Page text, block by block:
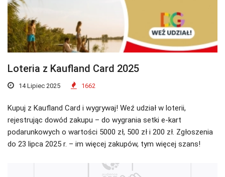
Loteria z Kaufland Card 2025
14 Lipiec 2025 1662
Kupuj z Kaufland Card i wygrywaj! Weź udział w loterii,
rejestrując dowód zakupu – do wygrania setki e-kart
podarunkowych o wartości 5000 zł, 500 zł i 200 zł. Zgłoszenia
do 23 lipca 2025 r. – im więcej zakupów, tym więcej szans!